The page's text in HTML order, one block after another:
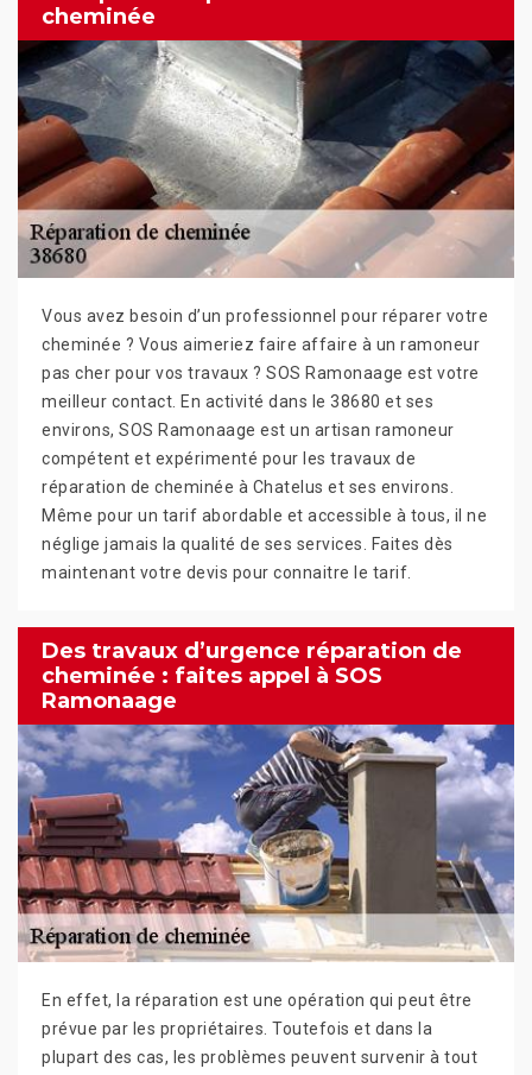
cheminée
Vous avez besoin d’un professionnel pour réparer votre
cheminée ? Vous aimeriez faire affaire à un ramoneur
pas cher pour vos travaux ? SOS Ramonaage est votre
meilleur contact. En activité dans le 38680 et ses
environs, SOS Ramonaage est un artisan ramoneur
compétent et expérimenté pour les travaux de
réparation de cheminée à Chatelus et ses environs.
Même pour un tarif abordable et accessible à tous, il ne
néglige jamais la qualité de ses services. Faites dès
maintenant votre devis pour connaitre le tarif.
Des travaux d’urgence réparation de
cheminée : faites appel à SOS
Ramonaage
En effet, la réparation est une opération qui peut être
prévue par les propriétaires. Toutefois et dans la
plupart des cas, les problèmes peuvent survenir à tout